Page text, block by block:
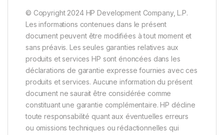
© Copyright 2024 HP Development Company, L.P.
Les informations contenues dans le présent
document peuvent être modifiées à tout moment et
sans préavis. Les seules garanties relatives aux
produits et services HP sont énoncées dans les
déclarations de garantie expresse fournies avec ces
produits et services. Aucune information du présent
document ne saurait être considérée comme
constituant une garantie complémentaire. HP décline
toute responsabilité quant aux éventuelles erreurs
ou omissions techniques ou rédactionnelles qui